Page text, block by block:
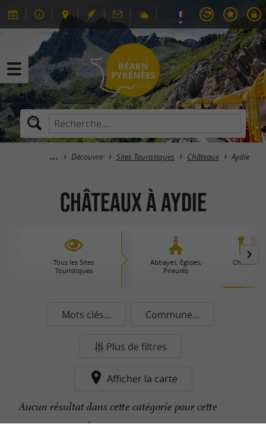
Découvrir Sites Touristiques Châteaux Aydie
Châteaux à Aydie
Tous les Sites
Touristiques
Abbayes, Églises,
Prieurés
Châteaux
Mots clés... Commune...
Plus de filtres
Afficher la carte
Aucun résultat dans cette catégorie pour cette
commune pour le moment...